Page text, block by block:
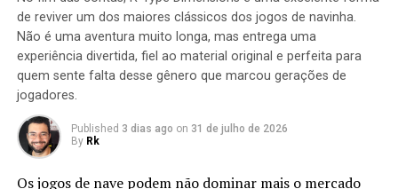
HISTORIA VILE DO MEGAMAN X
MEGA MAN MARVERICK HUNTER X
MEGA MAN X
MEGA MAN X (VIDEO GAME SERIES)
MEGAMAN
MEGAMAN E ZERO
MEGAMAN VS VILE
MEGAMAN X HISTORIA
MEGAMAN X MARVERICK HUNTER
MEGAMAN X SAGA
MORTE DE MEGAMAN
RKPLAY
ROCKMAN
VILE VS MEGAMAN X
VILE VS ZERO
ZERO ロックマン X
UP NEXT
NOVO MEGAMAN ESTA FICANDO OTIMO | INICIO DE
inimigos mais poderosos e torres que precisam ser
destruídas dentro de um limite de tempo para que a
missão seja concluída.
de reviver um dos maiores clássicos dos jogos de navinha.
Não é uma aventura muito longa, mas entrega uma
experiência divertida, fiel ao material original e perfeita para
quem sente falta desse gênero que marcou gerações de
jogadores.
Published 3 dias ago on 31 de julho de 2026
By Rk
Os jogos de nave podem não dominar mais o mercado